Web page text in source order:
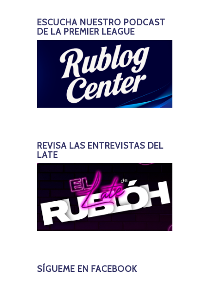
ESCUCHA NUESTRO PODCAST
DE LA PREMIER LEAGUE
REVISA LAS ENTREVISTAS DEL
LATE
SÍGUEME EN FACEBOOK